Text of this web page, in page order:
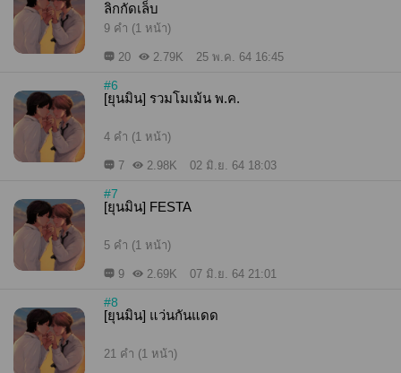
ลิกกัดเล็บ
9 คำ (1 หน้า)
20 2.79K 25 พ.ค. 64 16:45
#6
[ยุนมิน] รวมโมเม้น พ.ค.
4 คำ (1 หน้า)
7 2.98K 02 มิ.ย. 64 18:03
#7
[ยุนมิน] FESTA
5 คำ (1 หน้า)
9 2.69K 07 มิ.ย. 64 21:01
#8
[ยุนมิน] แว่นกันแดด
21 คำ (1 หน้า)